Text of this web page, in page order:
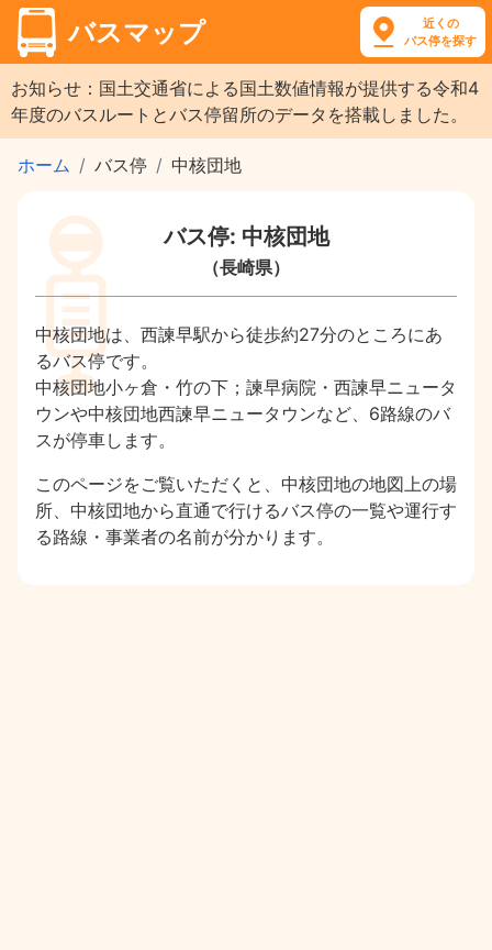
バスマップ
近くの
バス停を探す
お知らせ：国土交通省による国土数値情報が提供する令和4
年度のバスルートとバス停留所のデータを搭載しました。
ホーム バス停 中核団地
バス停: 中核団地
（長崎県）
中核団地は、西諫早駅から徒歩約27分のところにあ
るバス停です。
中核団地小ヶ倉・竹の下；諫早病院・西諫早ニュータ
ウンや中核団地西諫早ニュータウンなど、6路線のバ
スが停車します。
このページをご覧いただくと、中核団地の地図上の場
所、中核団地から直通で行けるバス停の一覧や運行す
る路線・事業者の名前が分かります。